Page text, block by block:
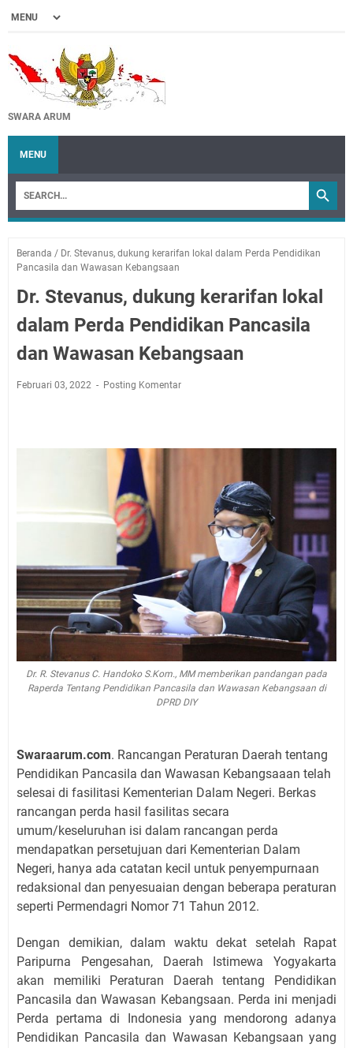
SWARA ARUM
MENU
Beranda / Dr. Stevanus, dukung kerarifan lokal dalam Perda Pendidikan
Pancasila dan Wawasan Kebangsaan
Dr. Stevanus, dukung kerarifan lokal
dalam Perda Pendidikan Pancasila
dan Wawasan Kebangsaan
Februari 03, 2022 Posting Komentar
Dr. R. Stevanus C. Handoko S.Kom., MMmemberikan pandangan pada
Raperda Tentang Pendidikan Pancasila dan Wawasan Kebangsaan di
DPRD DIY
Swaraarum.com. Rancangan Peraturan Daerah tentang
Pendidikan Pancasila dan Wawasan Kebangsaaan telah
selesai di fasilitasi Kementerian Dalam Negeri. Berkas
rancangan perda hasil fasilitas secara
umum/keseluruhan isi dalam rancangan perda
mendapatkan persetujuan dari Kementerian Dalam
Negeri, hanya ada catatan kecil untuk penyempurnaan
redaksional dan penyesuaian dengan beberapa peraturan
seperti Permendagri Nomor 71 Tahun 2012.
Dengan demikian, dalam waktu dekat setelah Rapat
Paripurna Pengesahan, Daerah Istimewa Yogyakarta
akan memiliki Peraturan Daerah tentang Pendidikan
Pancasila dan Wawasan Kebangsaan. Perda ini menjadi
Perda pertama di Indonesia yang mendorong adanya
Pendidikan Pancasila dan Wawasan Kebangsaan yang